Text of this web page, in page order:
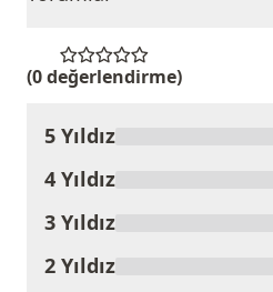
(0 değerlendirme)
Ürünü Değerlendir
5 Yıldız
4 Yıldız
3 Yıldız
2 Yıldız